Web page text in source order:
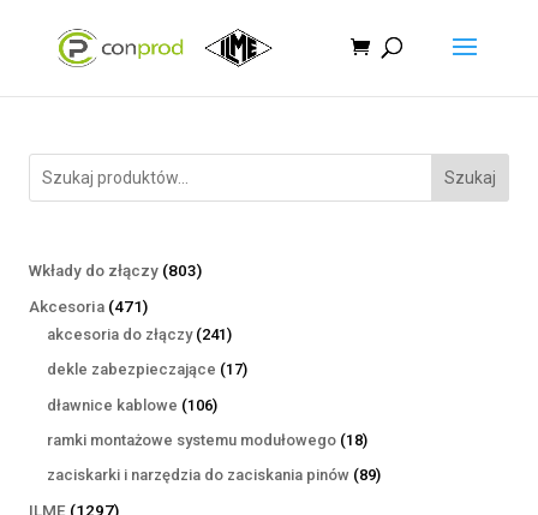
Szukaj
Wkłady do złączy 803803
Akcesoria 471471
produktów
akcesoria do złączy 241241
produktów
dekle zabezpieczające 1717
dławnice kablowe 106106
produktów
ramki montażowe systemu modułowego 1818
produktów
zaciskarki i narzędzia do zaciskania pinów 8989
ILME 12971297